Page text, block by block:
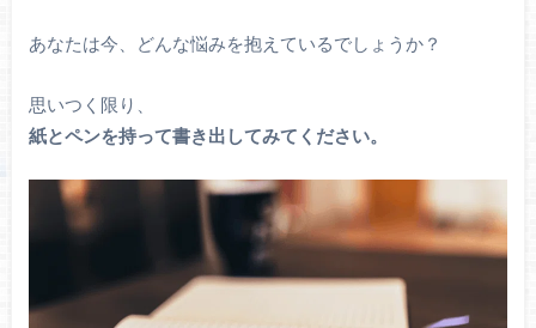
あなたは今、どんな悩みを抱えているでしょうか？
思いつく限り、
紙とペンを持って書き出してみてください。